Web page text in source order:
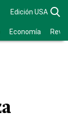
Edición USA
Economía